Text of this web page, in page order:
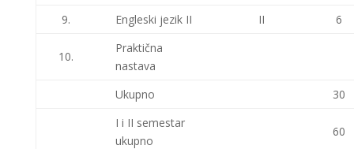
9. Engleski jezik II II 6
10.
Praktična
nastava
Ukupno
30
I i II semestar
ukupno
60